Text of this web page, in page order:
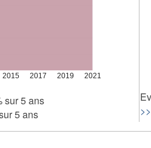
2015 2017 2019 2021
sur 5 ans
5 ans